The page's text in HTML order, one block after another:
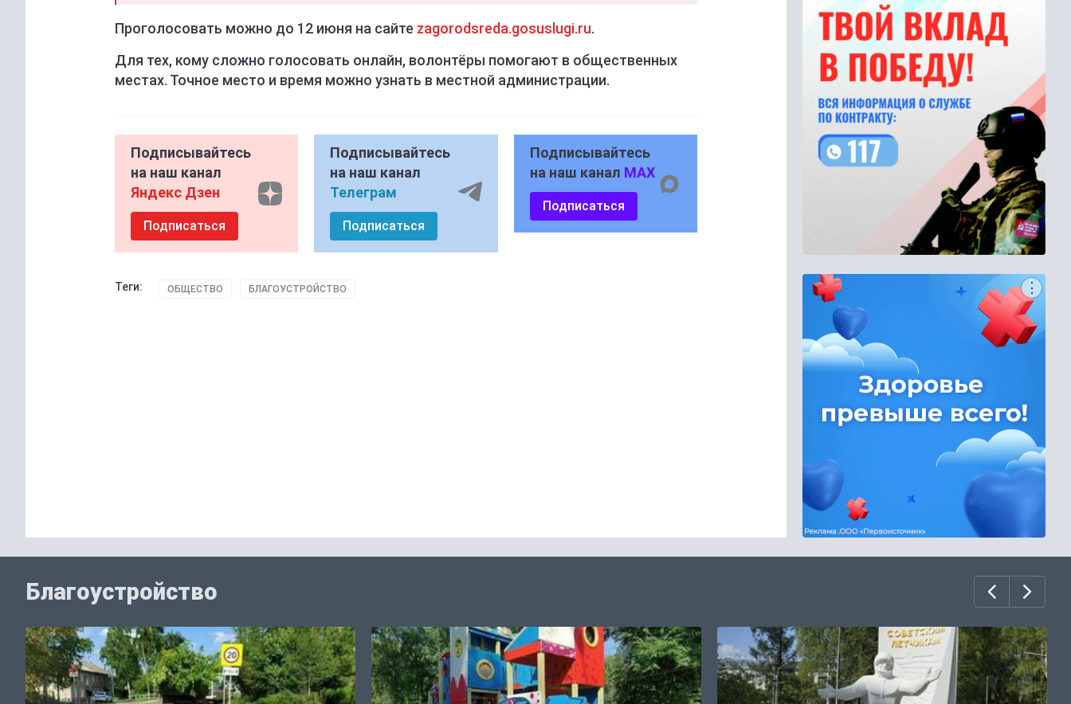
Проголосовать можно до 12 июня на сайте zagorodsreda.gosuslugi.ru.
Для тех, кому сложно голосовать онлайн, волонтёры помогают в общественных
местах. Точное место и время можно узнать в местной администрации.
Подписывайтесь
на наш канал
Яндекс Дзен
Подписаться
Подписывайтесь
на наш канал
Телеграм
Подписаться
Подписывайтесь
на наш канал MAX
Подписаться
Теги: ОБЩЕСТВО БЛАГОУСТРОЙСТВО
Благоустройство